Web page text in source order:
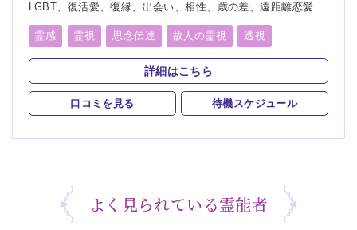
LGBT、復活愛、復縁、出会い、相性、歳の差、遠距離恋愛、
護、進路、学業、受験、仕事、就職、天職、転職、適職、経
営、人間関係、人生相談、健康、金運、引越し、開運、故人、
生霊、相手の気持ち、総合運、運勢、過去、未来、将来、心霊
相談、ペット、霊障
霊感 霊視 思念伝達 故人の霊視 透視
オーラ透視 未来予知 霊聴 霊査 霊眼 前世
守護霊 背後霊 チャネリング オーラリーディング
スピリチュアルカウンセリング チャクラ 言霊
サイキック サイキックリーディング 浄化 祈願
詳細はこちら
口コミを見る 待機スケジュール
よく見られている霊能者